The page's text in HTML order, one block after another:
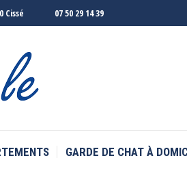
Cissé 07 50 29 14 39
GARDE DE CHAT À